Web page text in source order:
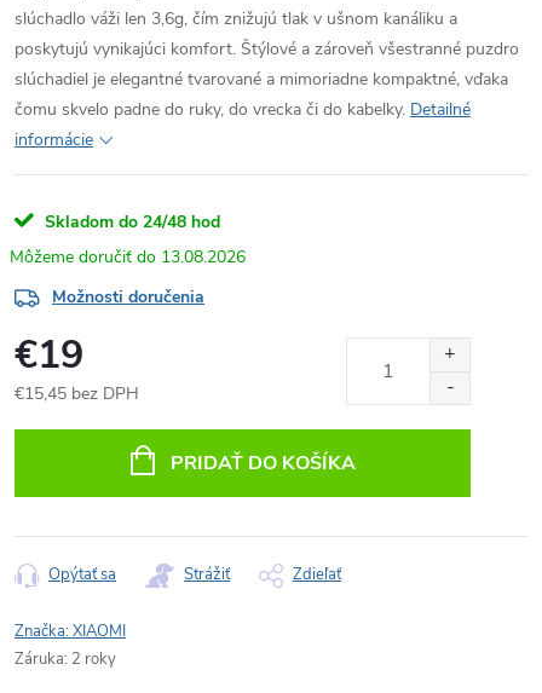
slúchadlo váži len 3,6g, čím znižujú tlak v ušnom kanáliku a
poskytujú vynikajúci komfort. Štýlové a zároveň všestranné puzdro
slúchadiel je elegantné tvarované a mimoriadne kompaktné, vďaka
čomu skvelo padne do ruky, do vrecka či do kabelky. Detailné
informácie
Skladom do 24/48 hod
13.08.2026
Možnosti doručenia
€19
€15,45 bez DPH
PRIDAŤ DO KOŠÍKA
Opýtať sa Strážiť Zdieľať
Značka:XIAOMI
Záruka: 2 roky